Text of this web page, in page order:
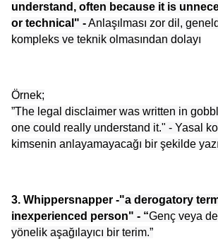
understand, often because it is
or technical" - Anlaşılması zor dil,
kompleks ve teknik olmasından dolayı
Örnek;
”The legal disclaimer was written in
one could really understand it." - Yasal
kimsenin anlayamayacağı bir şekilde
3. Whippersnapper -"a derogatory
inexperienced person" - “Genç veya
yönelik aşağılayıcı bir terim.”